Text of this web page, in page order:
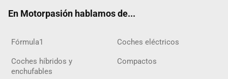
En Motorpasión hablamos de...
Fórmula1 Coches eléctricos
Coches híbridos y
enchufables
Compactos